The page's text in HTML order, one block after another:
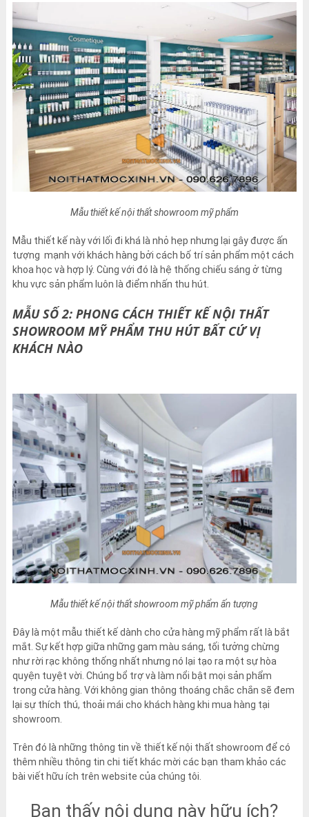
Mẫu thiết kế nội thất showroom mỹ phẩm
Mẫu thiết kế này với lối đi khá là nhỏ hẹp nhưng lại gây được ấn
tượng mạnh với khách hàng bởi cách bố trí sản phẩm một cách
khoa học và hợp lý. Cùng với đó là hệ thống chiếu sáng ở từng
khu vực sản phẩm luôn là điểm nhấn thu hút.
MẪU SỐ 2: PHONG CÁCH THIẾT KẾ NỘI THẤT
SHOWROOM MỸ PHẨM THU HÚT BẤT CỨ VỊ
KHÁCH NÀO
Mẫu thiết kế nội thất showroom mỹ phẩm ấn tượng
Đây là một mẫu thiết kế dành cho cửa hàng mỹ phẩm rất là bắt
mắt. Sự kết hợp giữa những gam màu sáng, tối tưởng chừng
như rời rạc không thống nhất nhưng nó lại tạo ra một sự hòa
quyện tuyệt vời. Chúng bổ trợ và làm nổi bật mọi sản phẩm
trong cửa hàng. Với không gian thông thoáng chắc chắn sẽ đem
lại sự thích thú, thoải mái cho khách hàng khi mua hàng tại
showroom.
Trên đó là những thông tin về thiết kế nội thất showroom để có
thêm nhiều thông tin chi tiết khác mời các bạn tham khảo các
bài viết hữu ích trên website của chúng tôi.
Bạn thấy nội dung này hữu ích?